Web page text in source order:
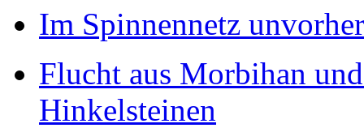
Im Spinnennetz
Flucht aus Morbihan
Hinkelsteinen